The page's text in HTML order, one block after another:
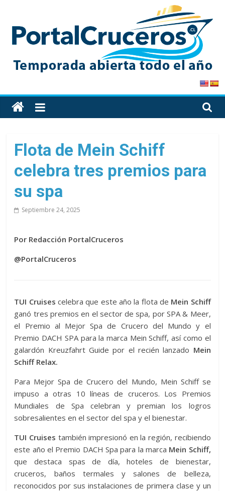
content
PortalCruceros
Toda
la
de
cruceros
en
solo
Flota de Mein Schiff
celebra tres premios para
su spa
Septiembre 24, 2025
Por Redacción PortalCruceros
@PortalCruceros
TUI Cruises celebra que este año la flota de Mein Schiff
ganó tres premios en el sector de spa, por SPA & Meer,
el Premio al Mejor Spa de Crucero del Mundo y el
Premio DACH SPA para la marca Mein Schiff, así como el
galardón Kreuzfahrt Guide por el recién lanzado Mein
Schiff Relax.
Para Mejor Spa de Crucero del Mundo, Mein Schiff se
impuso a otras 10 líneas de cruceros. Los Premios
Mundiales de Spa celebran y premian los logros
sobresalientes en el sector del spa y el bienestar.
TUI Cruises también impresionó en la región, recibiendo
este año el Premio DACH Spa para la marca Mein Schiff,
que destaca spas de día, hoteles de bienestar,
cruceros, baños termales y salones de belleza,
reconocidos por sus instalaciones de primera clase y un